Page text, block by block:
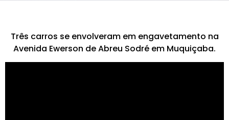
Três carros se envolveram em engavetamento na
Avenida Ewerson de Abreu Sodré em Muquiçaba.